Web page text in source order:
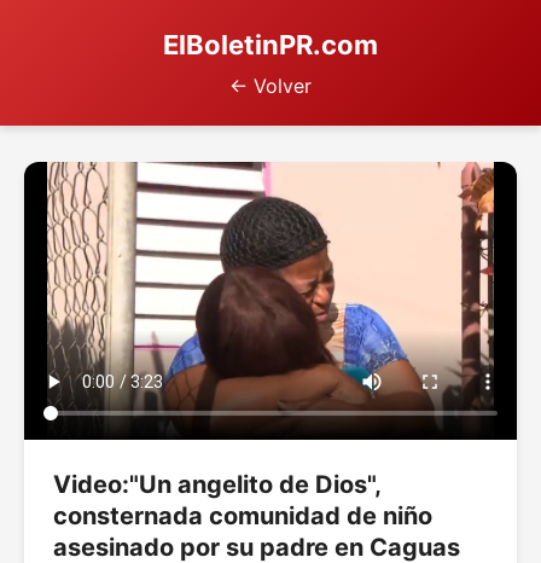
ElBoletinPR.com
← Volver
Video:"Un angelito de Dios",
consternada comunidad de niño
asesinado por su padre en Caguas